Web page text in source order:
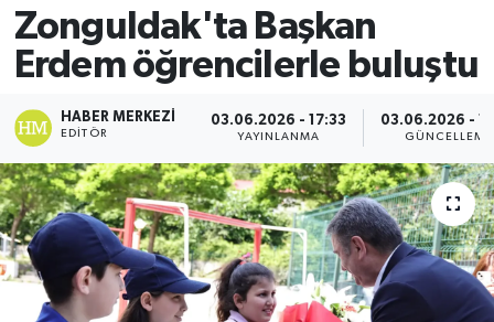
Zonguldak'ta Başkan
Erdem öğrencilerle buluştu
HABER MERKEZI
EDITÖR
03.06.2026 - 17:33
YAYINLANMA
03.06.2026 -
GÜNCELLEME